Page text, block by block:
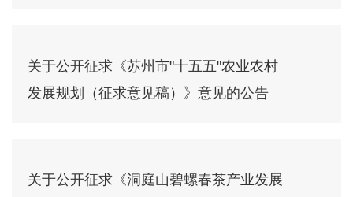
关于公开征求《苏州市"十五五"农业农村
发展规划（征求意见稿）》意见的公告
关于公开征求《洞庭山碧螺春茶产业发展